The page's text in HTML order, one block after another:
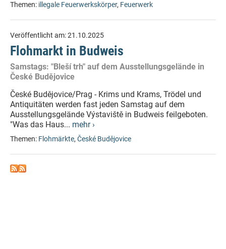
Themen: illegale Feuerwerkskörper, Feuerwerk
Veröffentlicht am:21.10.2025
Flohmarkt in Budweis
Samstags: "Bleší trh" auf dem Ausstellungsgelände in
České Budějovice
České Budějovice/Prag - Krims und Krams, Trödel und
Antiquitäten werden fast jeden Samstag auf dem
Ausstellungsgelände Výstaviště in Budweis feilgeboten.
"Was das Haus... mehr ›
Themen: Flohmärkte, České Budějovice